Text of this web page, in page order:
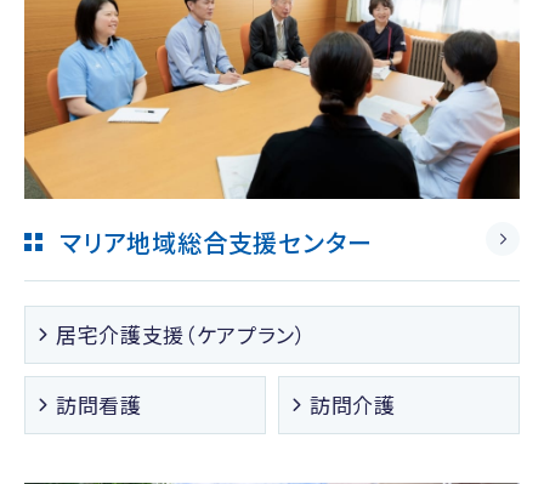
マリア地域総合支援センター
居宅介護支援（ケアプラン）
訪問看護 訪問介護